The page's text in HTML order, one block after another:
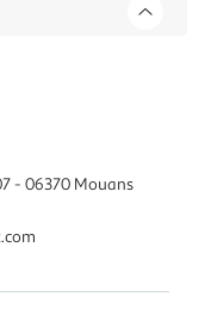
- 06370 Mouans